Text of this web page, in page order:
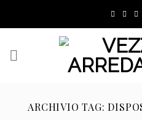
ARCHIVIO TAG: